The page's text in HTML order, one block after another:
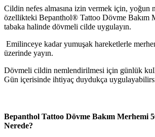
Cildin nefes almasına izin vermek için, yoğun
özellikteki Bepanthol® Tattoo Dövme Bakım
tabaka halinde dövmeli cilde uygulayın.
Emilinceye kadar yumuşak hareketlerle
üzerinde yayın.
Dövmeli cildin nemlendirilmesi için günlük
Gün içerisinde ihtiyaç duydukça
Bepanthol Tattoo Dövme Bakım Merhemi
Nerede?